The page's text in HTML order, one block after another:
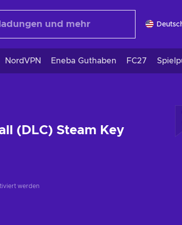
NordVPN Eneba Guthaben FC27
(DLC) Steam Key
werden